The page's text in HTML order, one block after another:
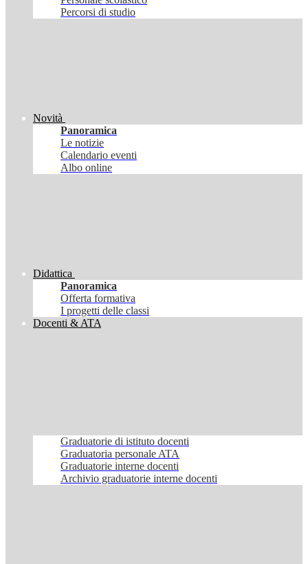
Percorsi di studio
Novità
Panoramica
Le notizie
Calendario eventi
Albo online
Didattica
Panoramica
Offerta formativa
I progetti delle classi
Docenti & ATA
Graduatorie di istituto docenti
Graduatoria personale ATA
Graduatorie interne docenti
Archivio graduatorie interne docenti